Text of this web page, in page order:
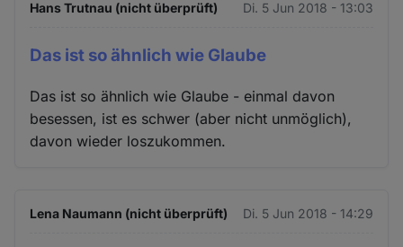
Hans Trutnau (nicht überprüft) Di. 5 Jun 2018 - 13:03
Das ist so ähnlich wie Glaube
Das ist so ähnlich wie Glaube - einmal davon
besessen, ist es schwer (aber nicht unmöglich),
davon wieder loszukommen.
Lena Naumann (nicht überprüft) Di. 5 Jun 2018 - 14:29